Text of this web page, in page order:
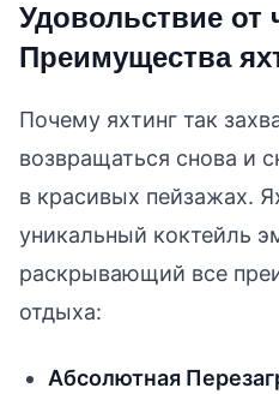
Удовольствие от
Преимущества
Почему яхтинг так
возвращаться снова и
в красивых пейзажах.
уникальный коктейль
раскрывающий все
отдыха:
Абсолютная